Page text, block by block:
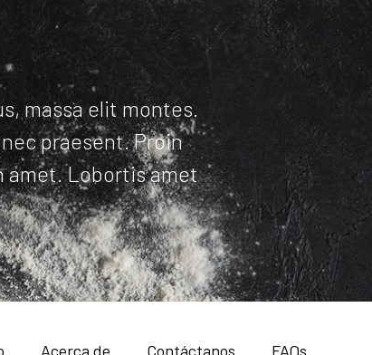
massa elit montes.
praesent. Proin
amet. Lobortis amet
Acerca de Contáctanos FAQs